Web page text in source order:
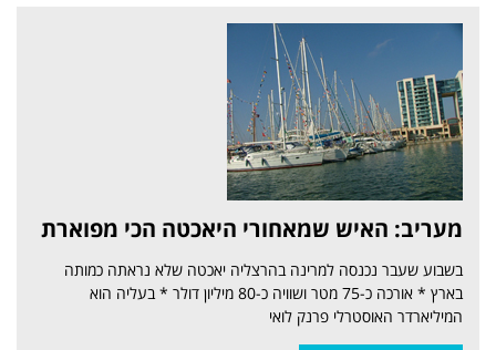
מעריב: האיש שמאחורי היאכטה הכי מפוארת
בשבוע שעבר נכנסה למרינה בהרצליה יאכטה שלא נראתה כמותה
בארץ * אורכה כ-75 מטר ושוויה כ-80 מיליון דולר * בעליה הוא
המיליארדר האוסטרלי פרנק לואי